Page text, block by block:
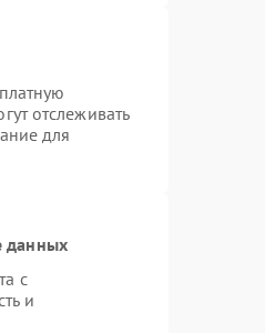
отслеживать
для
данных
с
и